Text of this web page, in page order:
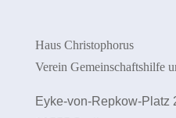
Haus Christophorus
Verein Gemeinschaftshilfe
Eyke-von-Repkow-Platz